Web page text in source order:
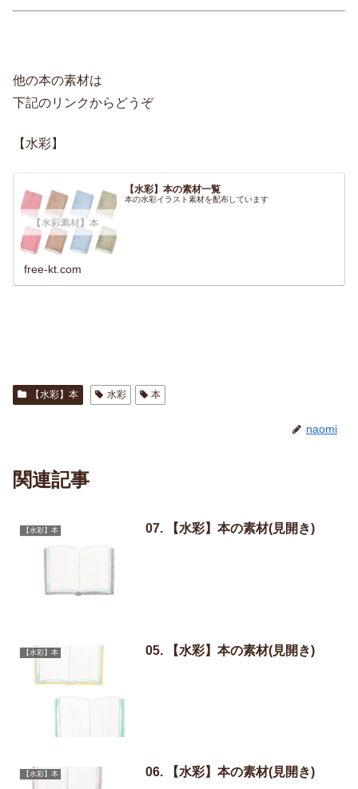
他の本の素材は
下記のリンクからどうぞ
【水彩】
【水彩】本の素材一覧
本の水彩イラスト素材を配布しています
free-kt.com
【水彩】本 水彩 本
naomi
関連記事
【水彩】本 07. 【水彩】本の素材(見開き)
【水彩】本 05. 【水彩】本の素材(見開き)
【水彩】本 06. 【水彩】本の素材(見開き)